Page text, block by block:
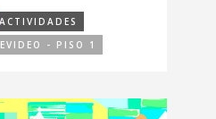
ACTIVIDADES
- PISO 1